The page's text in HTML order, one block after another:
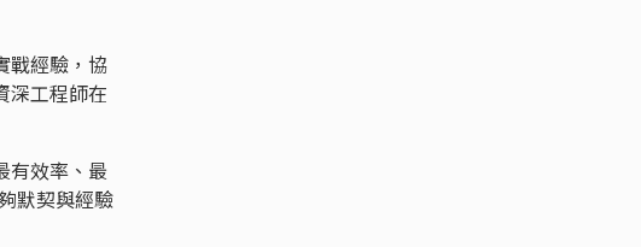
戰經驗，協
深工程師在
有效率、最
默契與經驗